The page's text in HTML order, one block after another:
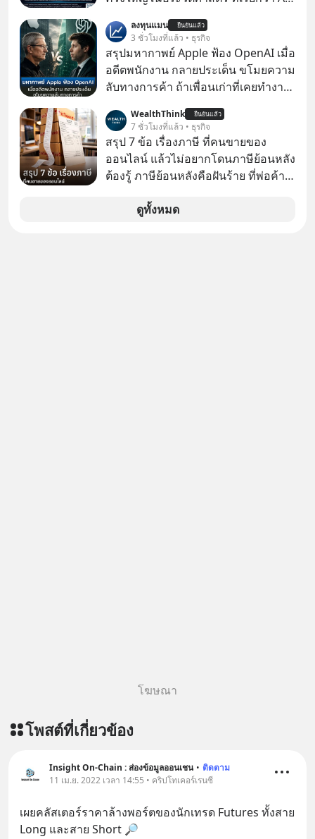
1 เดือนที่ผ่านมา แต่ความจริงคือทั่วโลก
ยังเดินหน้าลงทุน AI อย่างต่อเนื่อง ซึ่ง
ต้องการโครงสร้างพื้นฐานด้าน AI
จำนวนมาก ตั้งแต่เมโมรีชิป เก็บข้อมูล
ลงทุนแมน ยืนยันแล้ว
3 ชั่วโมงที่แล้ว • ธุรกิจ
สรุปมหากาพย์ Apple ฟ้อง OpenAI เมื่อ
อดีตพนักงาน กลายประเด็น ขโมยความ
ลับทางการค้า ถ้าเพื่อนเก่าที่เคยทำงาน
เก่าที่เขาเคยทำไว้ ตอนยังอยู่บริษัท
เดียวกัน
WealthThink ยืนยันแล้ว
7 ชั่วโมงที่แล้ว • ธุรกิจ
สรุป 7 ข้อ เรื่องภาษี ที่คนขายของ
ออนไลน์ แล้วไม่อยากโดนภาษีย้อนหลัง
ต้องรู้ ภาษีย้อนหลังคือฝันร้าย ที่พ่อค้า
ดูทั้งหมด
โฆษณา
โพสต์ที่เกี่ยวข้อง
Insight On-Chain : ส่องข้อมูลออนเชน • ติดตาม
11 เม.ย. 2022 เวลา 14:55 • คริปโทเคอร์เรนซี
เผยคลัสเตอร์ราคาล้างพอร์ตของนักเทรด Futures ทั้งสาย
Long และสาย Short 🔎